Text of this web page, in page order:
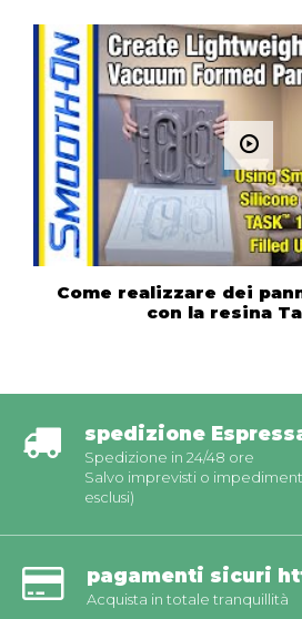
Come realizzare dei
con la resina
spedizione
Spedizione in 24/48 ore
Salvo imprevisti o
esclusi)
pagamenti sicuri
Acquista in totale tranquillità